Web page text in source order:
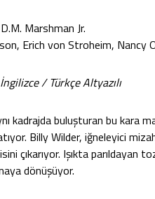
Marshman Jr.
Erich von Stroheim,
/ Türkçe Altyazılı
kadrajda buluşturan bu kara
Billy Wilder, iğneleyici
çıkarıyor. Işıkta parıldayan
dönüşüyor.